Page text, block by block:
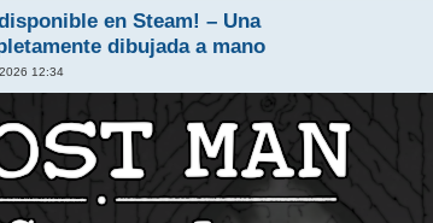
en Steam! – Una
dibujada a mano
12:34